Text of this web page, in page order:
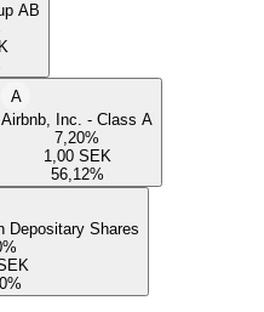
AB
A
Airbnb, Inc. - Class A
7,20%
1,00 SEK
56,12%
Depositary Shares
%
%